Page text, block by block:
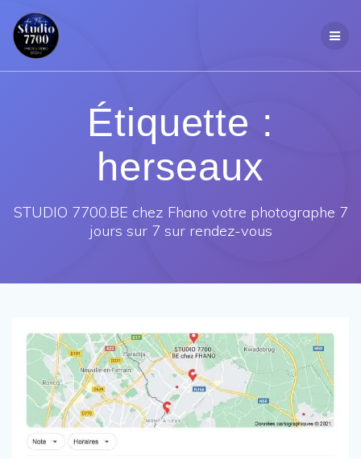
Étiquette :
herseaux
STUDIO 7700.BE chez Fhano votre photographe 7
jours sur 7 sur rendez-vous